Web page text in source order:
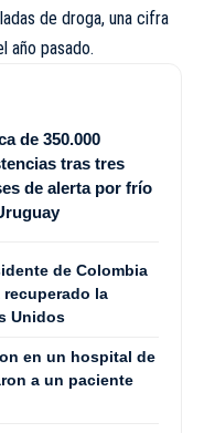
de droga, una cifra
año pasado.
de 350.000
tras tres
de alerta por frío
de Colombia
la
Unidos
en un hospital de
a un paciente